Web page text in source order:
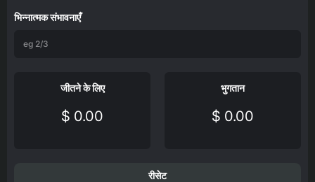
भिन्नात्मक संभावनाएँ
जीतने के लिए
$ 0.00
भुगतान
$ 0.00
रीसेट